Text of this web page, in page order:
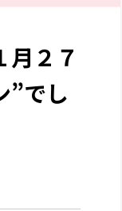
２７
”でし